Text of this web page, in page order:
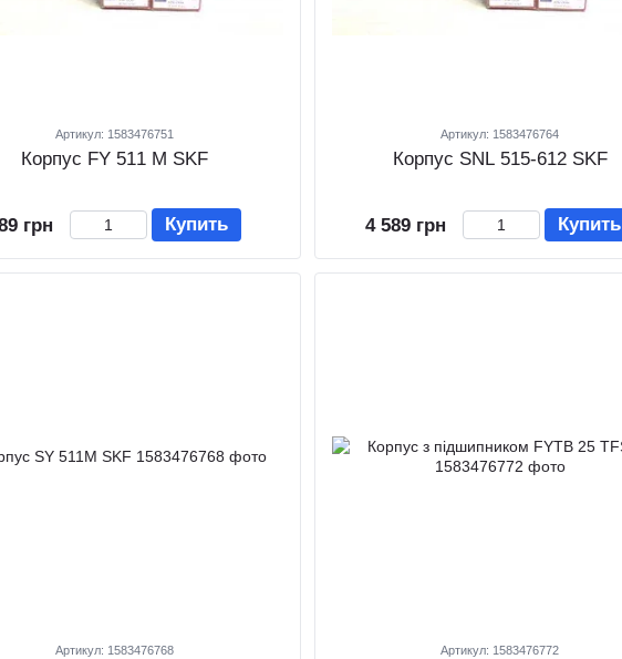
Артикул: 1583476751
Корпус FY 511 M SKF
грн Купить
Артикул: 1583476764
Корпус SNL 515-612 SKF
4 589 грн Купить
Артикул: 1583476768 Артикул: 1583476772